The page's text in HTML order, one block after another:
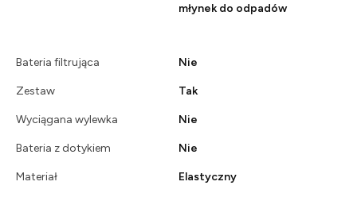
młynek do odpadów
Bateria filtrująca Nie
Zestaw Tak
Wyciągana wylewka Nie
Bateria z dotykiem Nie
Materiał Elastyczny